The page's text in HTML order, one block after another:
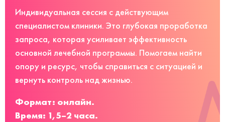
Индивидуальная сессия с действующим
специалистом клиники. Это глубокая проработка
запроса, которая усиливает эффективность
основной лечебной программы. Помогаем найти
опору и ресурс, чтобы справиться с ситуацией и
вернуть контроль над жизнью.
Формат: онлайн.
Время: 1,5–2 часа.